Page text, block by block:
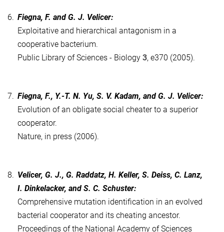
6. Fiegna, F. and G. J. Velicer:
Exploitative and hierarchical antagonism in a
cooperative bacterium.
Public Library of Sciences - Biology 3, e370 (2005).
7. Fiegna, F., Y.-T. N. Yu, S. V. Kadam, and G. J. Velicer:
Evolution of an obligate social cheater to a superior
cooperator.
Nature, in press (2006).
8. Velicer, G. J., G. Raddatz, H. Keller, S. Deiss, C. Lanz,
I. Dinkelacker, and S. C. Schuster:
Comprehensive mutation identification in an evolved
bacterial cooperator and its cheating ancestor.
Proceedings of the National Academy of Sciences